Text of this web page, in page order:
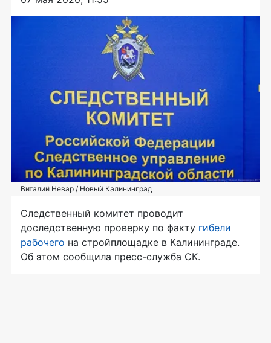
Виталий Невар / Новый Калининград
Следственный комитет проводит
доследственную проверку по факту гибели
рабочего на стройплощадке в Калининграде.
Об этом сообщила пресс-служба СК.